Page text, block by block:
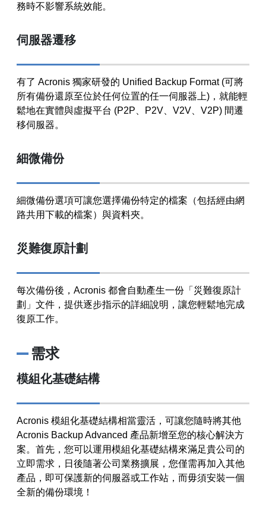
務時不影響系統效能。
伺服器遷移
有了 Acronis 獨家研發的 Unified Backup Format (可將
所有備份還原至位於任何位置的任一伺服器上)，就能輕
鬆地在實體與虛擬平台 (P2P、P2V、V2V、V2P) 間遷
移伺服器。
細微備份
細微備份選項可讓您選擇備份特定的檔案（包括經由網
路共用下載的檔案）與資料夾。
災難復原計劃
每次備份後，Acronis 都會自動產生一份「災難復原計
劃」文件，提供逐步指示的詳細說明，讓您輕鬆地完成
復原工作。
需求
模組化基礎結構
Acronis 模組化基礎結構相當靈活，可讓您隨時將其他
Acronis Backup Advanced 產品新增至您的核心解決方
案。首先，您可以運用模組化基礎結構來滿足貴公司的
立即需求，日後隨著公司業務擴展，您僅需再加入其他
產品，即可保護新的伺服器或工作站，而毋須安裝一個
全新的備份環境！